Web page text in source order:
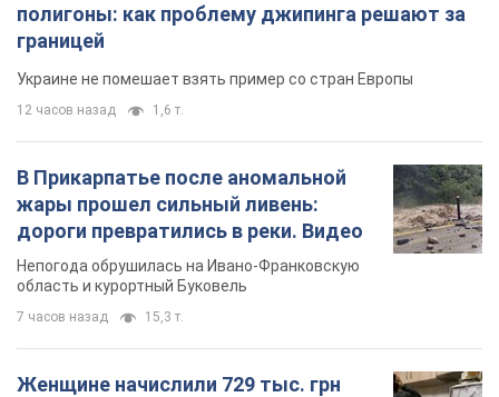
полигоны: как проблему джипинга решают за
границей
Украине не помешает взять пример со стран Европы
12 часов назад 1,6 т.
В Прикарпатье после аномальной
жары прошел сильный ливень:
дороги превратились в реки. Видео
Непогода обрушилась на Ивано-Франковскую
область и курортный Буковель
7 часов назад 15,3 т.
Женщине начислили 729 тыс. грн